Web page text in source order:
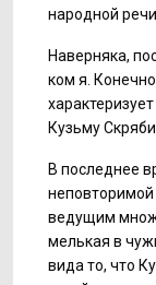
народной речи.
Наверняка,
ком я.
Кузьму
В последнее
неповторимой
ведущим
мелькая в
вида то, что